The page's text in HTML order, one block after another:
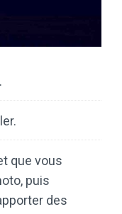
que vous
puis
des